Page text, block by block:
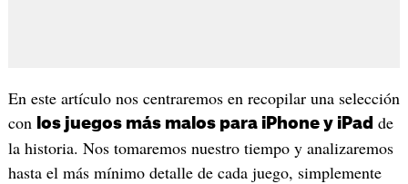
En este artículo nos centraremos en recopilar una selección
con los juegos más malos para iPhone y iPad de
la historia. Nos tomaremos nuestro tiempo y analizaremos
hasta el más mínimo detalle de cada juego, simplemente